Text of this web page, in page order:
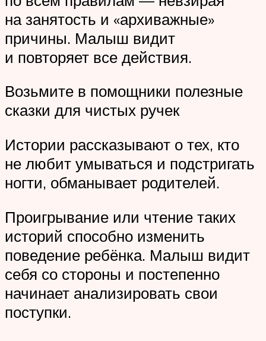
на занятость и «архиважные»
причины. Малыш видит
и повторяет все действия.
Возьмите в помощники полезные
сказки для чистых ручек
Истории рассказывают о тех, кто
не любит умываться и подстригать
ногти, обманывает родителей.
Проигрывание или чтение таких
историй способно изменить
поведение ребёнка. Малыш видит
себя со стороны и постепенно
начинает анализировать свои
поступки.